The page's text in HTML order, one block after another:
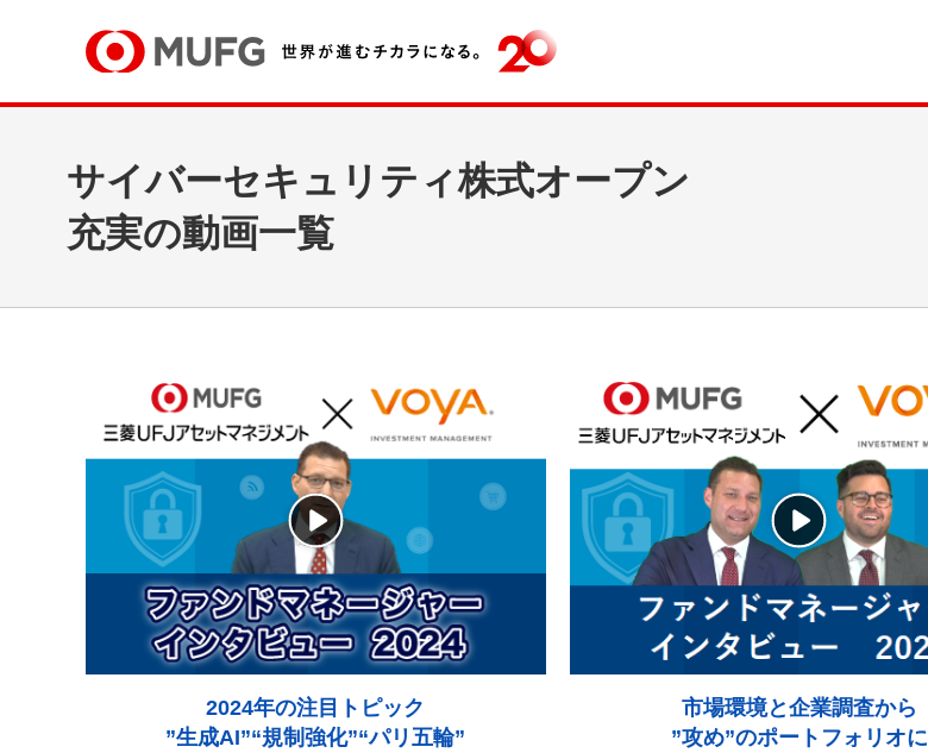
サイバーセキュリティ株式オープン
充実の動画一覧
2024年の注目トピック
”生成AI”“規制強化”“パリ五輪”
市場環境と企業調査から
”攻め”のポートフォリオに